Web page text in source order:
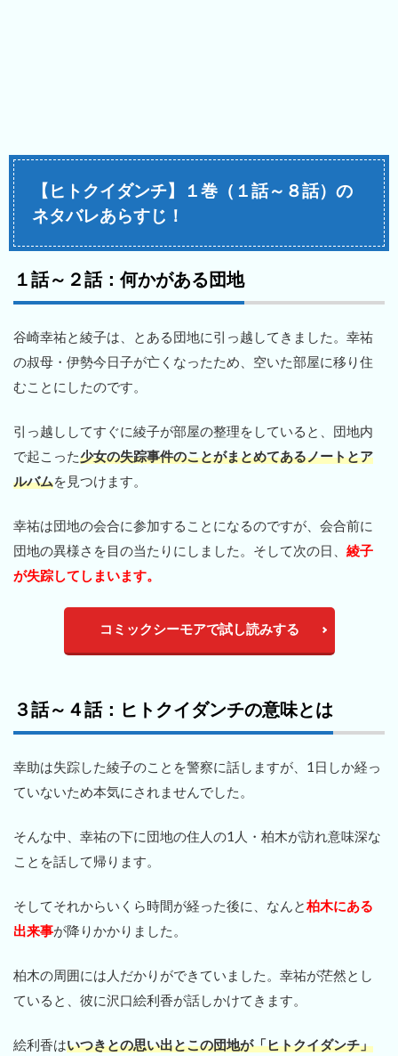
【ヒトクイダンチ】１巻（１話～８話）の
ネタバレあらすじ！
１話～２話：何かがある団地
谷崎幸祐と綾子は、とある団地に引っ越してきました。幸祐
の叔母・伊勢今日子が亡くなったため、空いた部屋に移り住
むことにしたのです。
引っ越ししてすぐに綾子が部屋の整理をしていると、団地内
で起こった少女の失踪事件のことがまとめてあるノートとア
ルバムを見つけます。
幸祐は団地の会合に参加することになるのですが、会合前に
団地の異様さを目の当たりにしました。そして次の日、 綾子
が失踪してしまいます。
コミックシーモアで試し読みする
３話～４話：ヒトクイダンチの意味とは
幸助は失踪した綾子のことを警察に話しますが、1日しか経っ
ていないため本気にされませんでした。
そんな中、幸祐の下に団地の住人の1人・柏木が訪れ意味深な
ことを話して帰ります。
そしてそれからいくら時間が経った後に、なんと柏木にある
出来事が降りかかりました。
柏木の周囲には人だかりができていました。幸祐が茫然とし
ていると、彼に沢口絵利香が話しかけてきます。
絵利香はいつきとの思い出とこの団地が「ヒトクイダンチ」